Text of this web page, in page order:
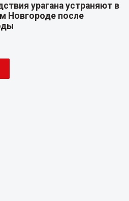
урагана устраняют в
Новгороде после